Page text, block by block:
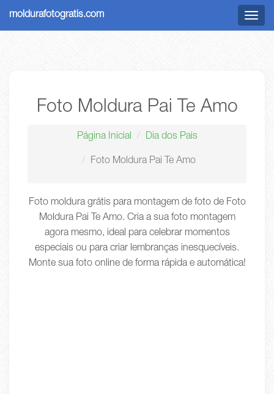
Menu
moldurafotogratis.com
Foto Moldura Pai Te Amo
Página Inicial Dia dos Pais
Foto Moldura Pai Te Amo
Foto moldura grátis para montagem de foto de Foto
Moldura Pai Te Amo. Cria a sua foto montagem
agora mesmo, ideal para celebrar momentos
especiais ou para criar lembranças inesquecíveis.
Monte sua foto online de forma rápida e automática!